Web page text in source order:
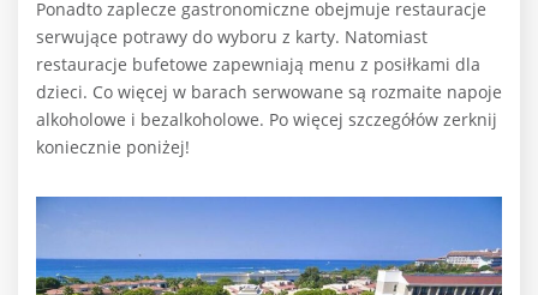
Ponadto zaplecze gastronomiczne obejmuje restauracje
serwujące potrawy do wyboru z karty. Natomiast
restauracje bufetowe zapewniają menu z posiłkami dla
dzieci. Co więcej w barach serwowane są rozmaite napoje
alkoholowe i bezalkoholowe. Po więcej szczegółów zerknij
koniecznie poniżej!